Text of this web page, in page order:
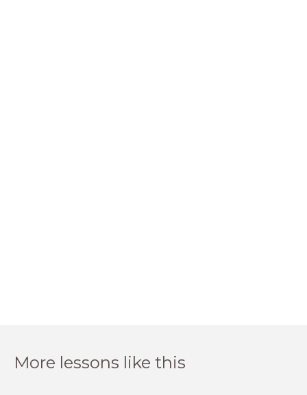
More lessons like this